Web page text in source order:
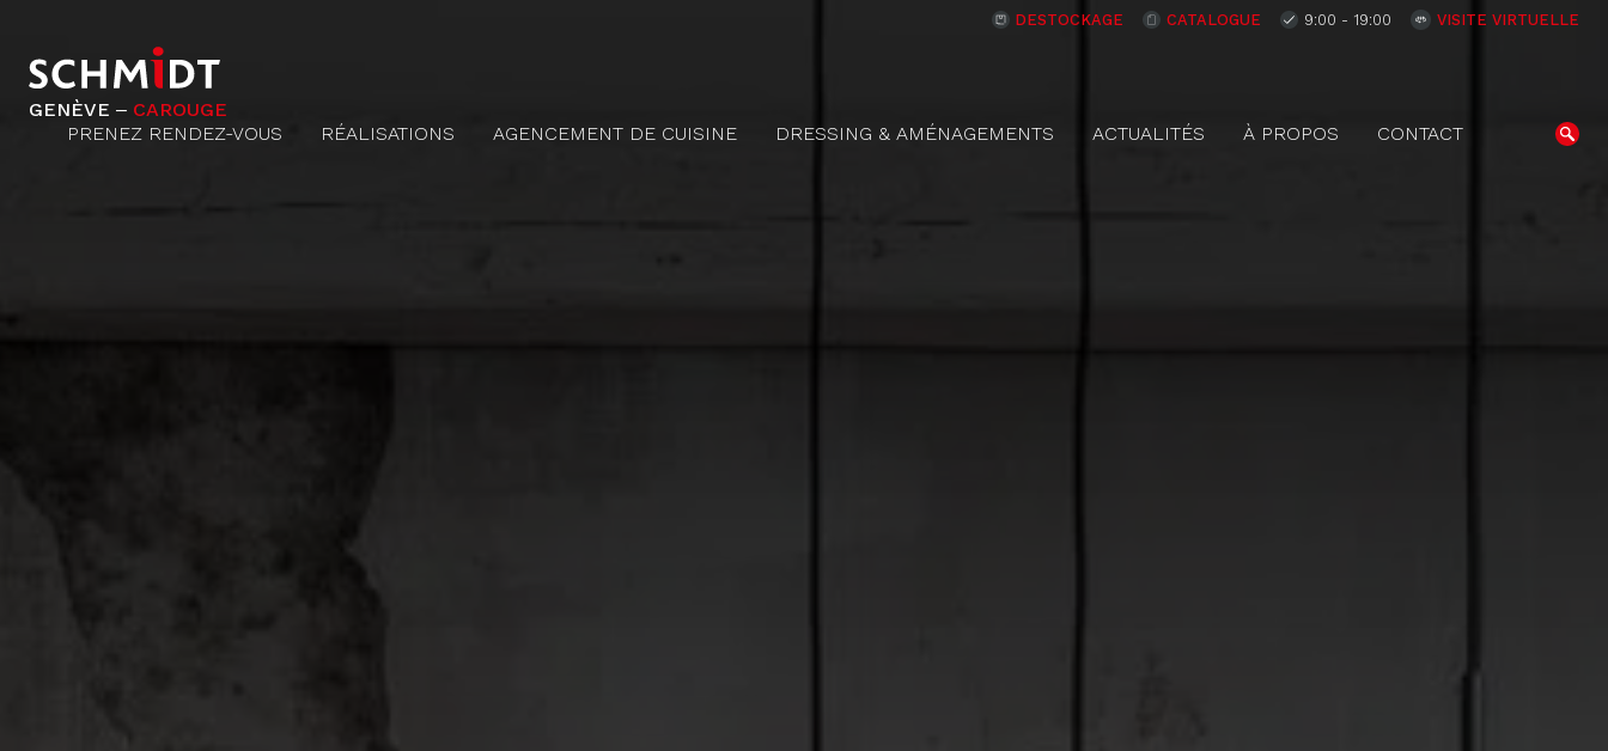
DESTOCKAGE CATALOGUE 9:00 - 19:00 VISITE VIRTUELLE
GENÈVE ‒ CAROUGE
PRENEZ RENDEZ-VOUS
RÉALISATIONS AGENCEMENT DE CUISINE DRESSING & AMÉNAGEMENTS ACTUALITÉS À PROPOS CONTACT